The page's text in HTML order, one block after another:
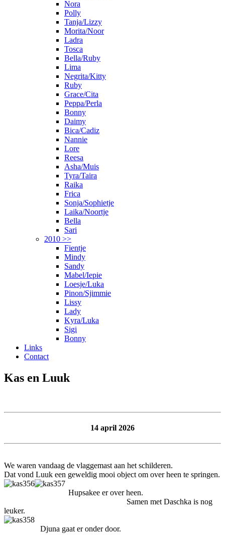
Nora
Polly
Tanja/Lizzy
Morita/Noor
Ladra
Tosca
Bella/Ruby
Lima
Negrita/Kitty
Ruby
Grace/Cita
Peppa/Perla
Bonny
Daimy
Bica/Cadiz
Nannie
Lore
Reesa
Asha/Muis
Tyra/Taira
Raika
Frica
Sonja/Sophietje
Laika/Noortje
Bella
Sari
2010 >>
Fientje
Mindy
Sandy
Mabel/Iepie
Loesje/Luka
Pinon/Sjimmie
Lissy
Lady
Kyra/Luka
Sigi
Bonny
Links
Contact
Kas en Luuk
14 april 2026
We waren vandaag de vlaggemast aan het schilderen.
Dat vond Luuk een geweldig mooi object om over heen te springen.
Hupsakee er over heen.
Samen met Daschka is nog
leuker.
Djuna gaat er onder door.